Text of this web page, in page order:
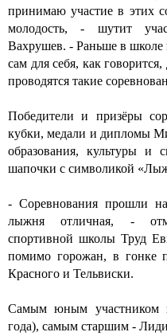
принимаю участие в этих
молодость, - шутит
Вахрушев. - Раньше в школе
сам для себя, как
проводятся такие
Победители и призёры
кубки, медали и дипломы
образования, культуры
шапочки с символикой
- Соревнования прошли
лыжня отличная, -
спортивной школы Труд
помимо горожан, в гонке
Красного и Тельвиски.
Самым юным участником
года), самым старшим -